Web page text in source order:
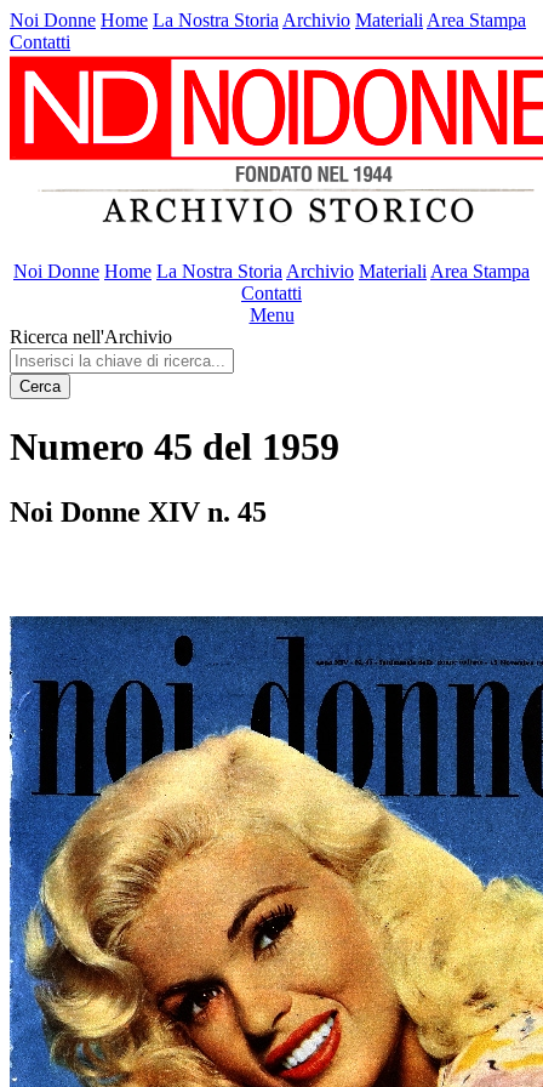
Noi Donne Home La Nostra Storia Archivio Materiali Area Stampa
Contatti
Noi Donne Home La Nostra Storia Archivio Materiali Area Stampa
Contatti
Menu
Ricerca nell'Archivio
Cerca
Numero 45 del 1959
Noi Donne XIV n. 45